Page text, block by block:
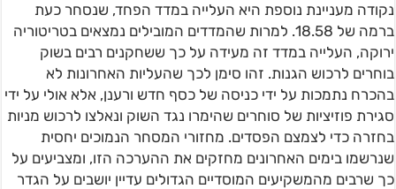
נקודה מעניינת נוספת היא העלייה במדד הפחד, שנסחר כעת
ברמה של 18.58. למרות שהמדדים המובילים נמצאים בטריטוריה
ירוקה, העלייה במדד זה מעידה על כך ששחקנים רבים בשוק
בוחרים לרכוש הגנות. זהו סימן לכך שהעליות האחרונות לא
בהכרח נתמכות על ידי כניסה של כסף חדש ורענן, אלא אולי על ידי
סגירת פוזיציות של סוחרים שהימרו נגד השוק ונאלצו לרכוש מניות
בחזרה כדי לצמצם הפסדים. מחזורי המסחר הנמוכים יחסית
שנרשמו בימים האחרונים מחזקים את ההערכה הזו, ומצביעים על
כך שרבים מהמשקיעים המוסדיים הגדולים עדיין יושבים על הגדר